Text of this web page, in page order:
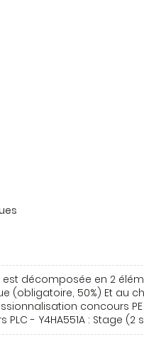
est décomposée en 2
(obligatoire, 50%) Et au
concours
PLC - Y4HA551A : Stage (2